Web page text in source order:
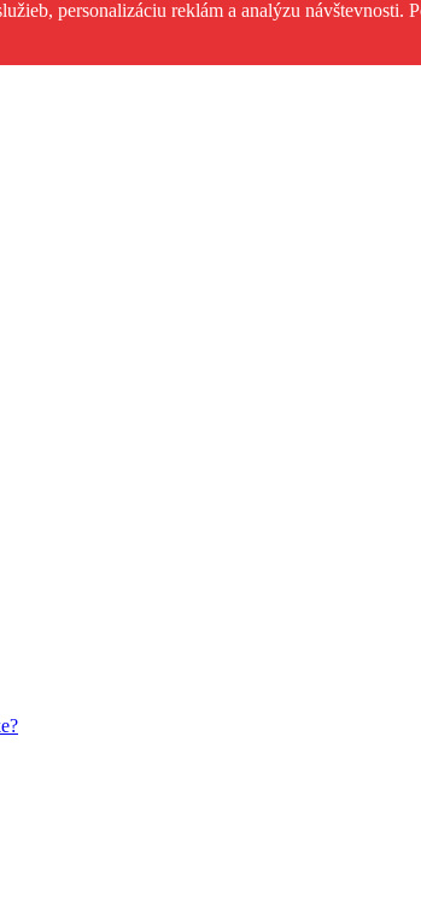
personalizáciu reklám a analýzu